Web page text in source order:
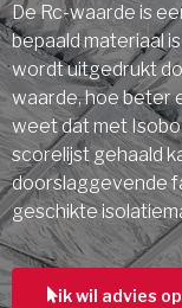
De Rc-waarde is
bepaald materiaal
wordt uitgedrukt
waarde, hoe beter
weet dat met
scorelijst gehaald
doorslaggevende
geschikte
ik wil advies